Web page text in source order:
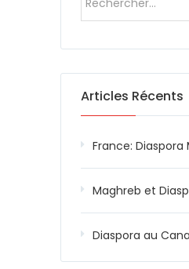
Articles Récents
France: Diaspora
Maghreb et
Diaspora au